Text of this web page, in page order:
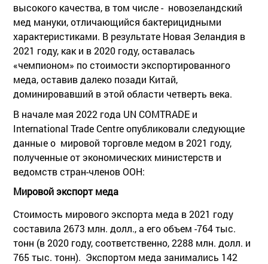
высокого качества, в том числе - новозеландский
мед мануки, отличающийся бактерицидными
характеристиками. В результате Новая Зеландия в
2021 году, как и в 2020 году, оставалась
«чемпионом» по стоимости экспортированного
меда, оставив далеко позади Китай,
доминировавший в этой области четверть века.
В начале мая 2022 года UN COMTRADE и
International Trade Centrе опубликовали следующие
данные о мировой торговле медом в 2021 году,
полученные от экономических министерств и
ведомств стран-членов ООН:
Мировой экспорт меда
Стоимость мирового экспорта меда в 2021 году
составила 2673 млн. долл., а его объем -764 тыс.
тонн (в 2020 году, соответственно, 2288 млн. долл. и
765 тыс. тонн). Экспортом меда занимались 142